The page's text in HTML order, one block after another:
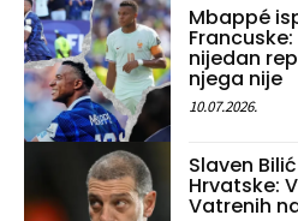
Mbappé
nijedan
njega nije
10.07.2026.
Slaven
Hrvatske:
Vatrenih